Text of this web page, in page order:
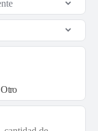
Otro